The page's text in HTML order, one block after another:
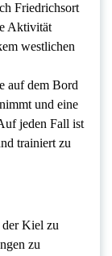
Friedrichsort
Aktivität
westlichen
auf dem Bord
und eine
jeden Fall ist
trainiert zu
Kiel zu
zu